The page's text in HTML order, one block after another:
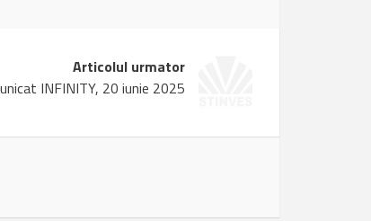
Articolul urmator
INFINITY, 20 iunie 2025